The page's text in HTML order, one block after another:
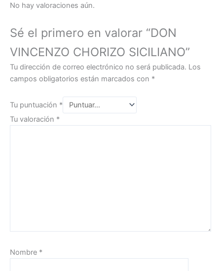
No hay valoraciones aún.
Sé el primero en valorar “DON
VINCENZO CHORIZO SICILIANO”
Tu dirección de correo electrónico no será publicada. Los
campos obligatorios están marcados con *
Tu puntuación *
Tu valoración *
Nombre *